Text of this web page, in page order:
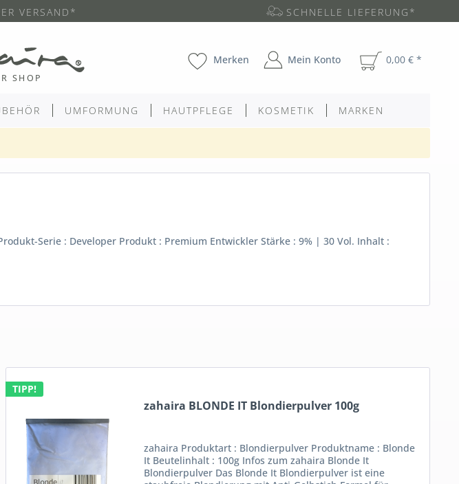
VERSAND* SCHNELLE LIEFERUNG*
Merken Mein Konto 0,00 € *
UMFORMUNG HAUTPFLEGE KOSMETIK MARKEN
Serie : Developer Produkt : Premium Entwickler Stärke : 9% | 30 Vol. Inhalt :
TIPP!
zahaira BLONDE IT Blondierpulver 100g
zahaira Produktart : Blondierpulver Produktname : Blonde
It Beutelinhalt : 100g Infos zum zahaira Blonde It
Blondierpulver Das Blonde It Blondierpulver ist eine